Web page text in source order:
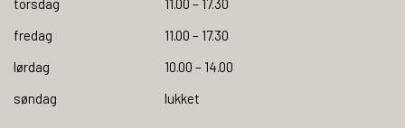
torsdag
11.00 – 17.30
fredag
11.00 – 17.30
lørdag
10.00 – 14.00
søndag
lukket